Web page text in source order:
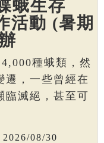
蛾生存
活動 (暑期
種蛾類，然
遷，一些曾經在
臨滅絕，甚至可
08/30